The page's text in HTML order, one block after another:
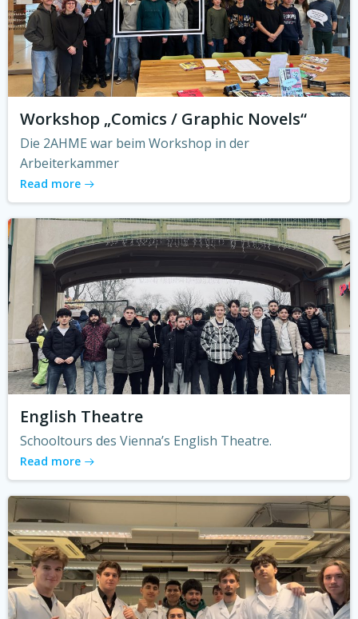
Workshop „Comics / Graphic Novels“
Die 2AHME war beim Workshop in der
Arbeiterkammer
Read more
English Theatre
Schooltours des Vienna’s English Theatre.
Read more